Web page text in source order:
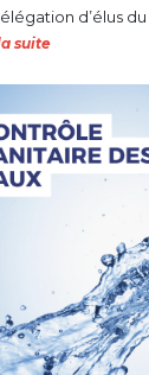
d’élus du
suite